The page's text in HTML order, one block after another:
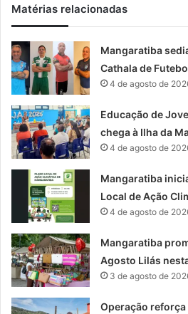
Matérias relacionadas
Mangaratiba
Cathala de
4 de agosto de
Educação de
chega à Ilha da
4 de agosto de
Mangaratiba
Local de Ação
4 de agosto de
Mangaratiba
Agosto Lilás
3 de agosto de
Operação